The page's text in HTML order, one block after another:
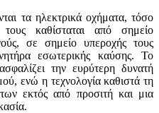
τα ηλεκτρικά οχήματα, τόσο
καθίσταται από σημείο
σε σημείο υπεροχής τους
εσωτερικής καύσης. Το
την ευρύτερη δυνατή
ενώ η τεχνολογία καθιστά τη
εκτός από προσιτή και μια